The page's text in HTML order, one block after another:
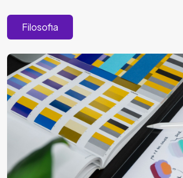
Filosofia